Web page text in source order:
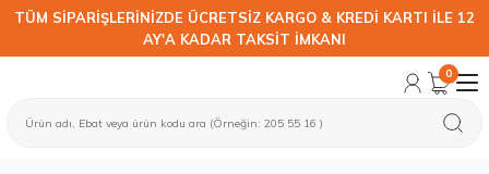
TÜM SİPARİŞLERİNİZDE ÜCRETSİZ KARGO & KREDİ KARTI İLE 12
AY'A KADAR TAKSİT İMKANI
0